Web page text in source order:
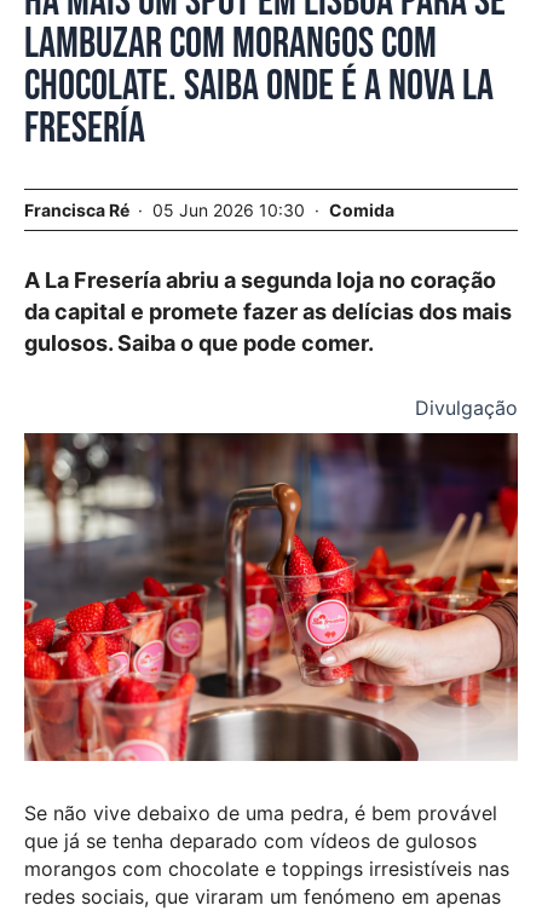
lambuzar com morangos com
chocolate. Saiba onde é a nova La
Fresería
Francisca Ré 05 Jun 2026 10:30 Comida
A La Fresería abriu a segunda loja no coração
da capital e promete fazer as delícias dos mais
gulosos. Saiba o que pode comer.
Divulgação
Se não vive debaixo de uma pedra, é bem provável
que já se tenha deparado com vídeos de gulosos
morangos com chocolate e toppings irresistíveis nas
redes sociais, que viraram um fenómeno em apenas